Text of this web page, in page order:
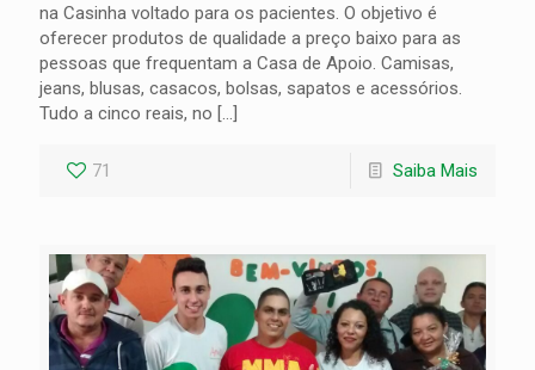
na Casinha voltado para os pacientes. O objetivo é
oferecer produtos de qualidade a preço baixo para as
pessoas que frequentam a Casa de Apoio. Camisas,
jeans, blusas, casacos, bolsas, sapatos e acessórios.
Tudo a cinco reais, no […]
71 Saiba Mais